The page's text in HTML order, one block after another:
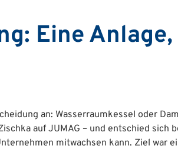
Eine
an: Wasserraumkessel oder
auf JUMAG – und entschied sich
mitwachsen kann. Ziel war